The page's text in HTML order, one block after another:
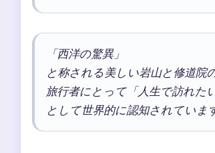
「西洋の驚異」
と称される美しい岩山と修道院
旅行者にとって「人生で訪れた
として世界的に認知されていま